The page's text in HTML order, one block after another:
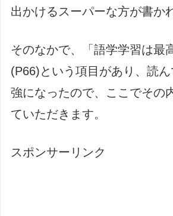
出かけるスーパーな方が書か
そのなかで、「語学学習は最
(P66)という項目があり、読
強になったので、ここでその
ていただきます。
スポンサーリンク